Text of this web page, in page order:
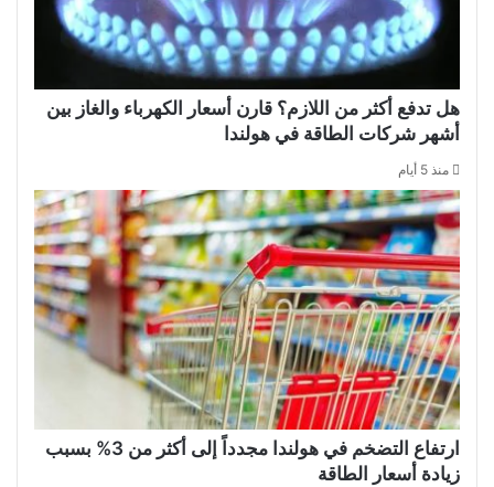
هل تدفع أكثر من اللازم؟ قارن أسعار الكهرباء والغاز بين
أشهر شركات الطاقة في هولندا
منذ 5 أيام
ارتفاع التضخم في هولندا مجدداً إلى أكثر من 3% بسبب
زيادة أسعار الطاقة